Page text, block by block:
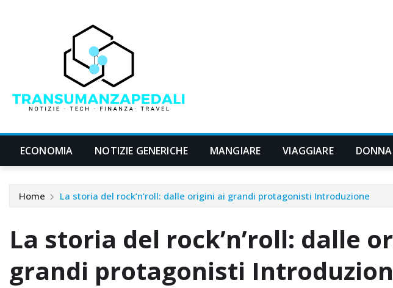
ECONOMIA NOTIZIE GENERICHE MANGIARE VIAGGIARE
Home La storia del rock’n’roll: dalle origini ai grandi protagonisti Introduzione
La storia del rock’n’roll: dalle
grandi protagonisti